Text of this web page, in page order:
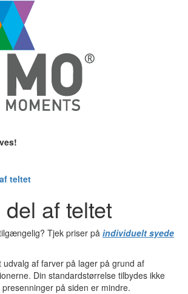
teltet
af teltet
Tjek priser på individuelt syede
af farver på lager på grund af
Din standardstørrelse tilbydes ikke
på siden er mindre.